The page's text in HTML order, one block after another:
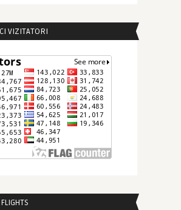
VIZITATORI